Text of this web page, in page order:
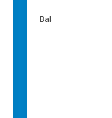
Balanço Infantil